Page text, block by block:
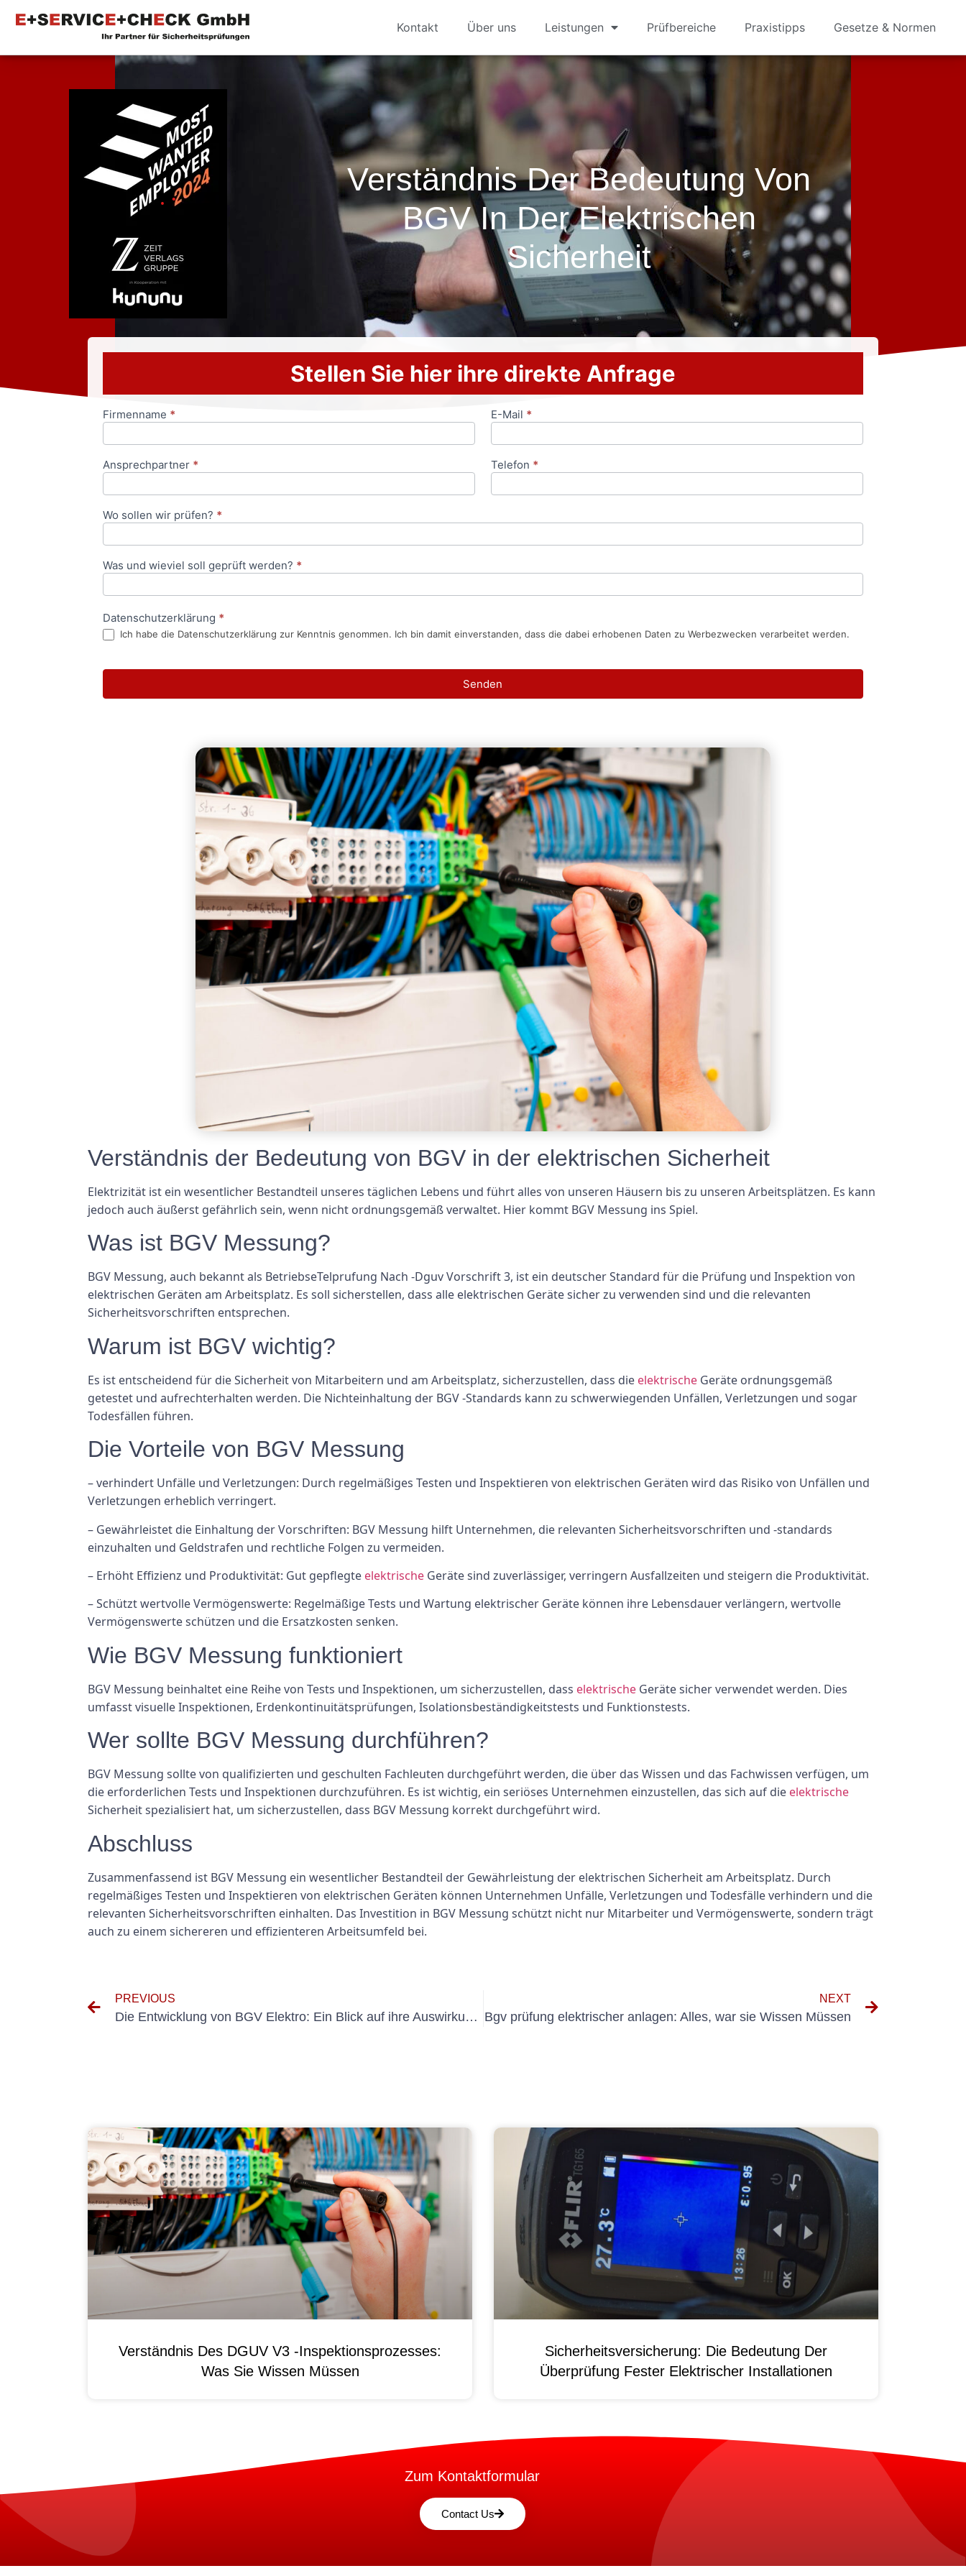
Kontakt Über uns Leistungen Prüfbereiche Praxistipps Gesetze & Normen
Verständnis Der Bedeutung Von
BGV In Der Elektrischen
Sicherheit
Stellen Sie hier ihre direkte Anfrage
Anfrageformular
Firmenname * E-Mail *
Ansprechpartner * Telefon *
Wo sollen wir prüfen? *
Was und wieviel soll geprüft werden? *
Datenschutzerklärung *
Ich habe die Datenschutzerklärung zur Kenntnis genommen. Ich bin damit einverstanden, dass die dabei erhobenen Daten zu Werbezwecken verarbeitet werden.
Senden
Verständnis der Bedeutung von BGV in der elektrischen Sicherheit
Elektrizität ist ein wesentlicher Bestandteil unseres täglichen Lebens und führt alles von unseren Häusern bis zu unseren Arbeitsplätzen. Es kann
jedoch auch äußerst gefährlich sein, wenn nicht ordnungsgemäß verwaltet. Hier kommt BGV Messung ins Spiel.
Was ist BGV Messung?
BGV Messung, auch bekannt als BetriebseTelprufung Nach -Dguv Vorschrift 3, ist ein deutscher Standard für die Prüfung und Inspektion von
elektrischen Geräten am Arbeitsplatz. Es soll sicherstellen, dass alle elektrischen Geräte sicher zu verwenden sind und die relevanten
Sicherheitsvorschriften entsprechen.
Warum ist BGV wichtig?
Es ist entscheidend für die Sicherheit von Mitarbeitern und am Arbeitsplatz, sicherzustellen, dass die elektrische Geräte ordnungsgemäß
getestet und aufrechterhalten werden. Die Nichteinhaltung der BGV -Standards kann zu schwerwiegenden Unfällen, Verletzungen und sogar
Todesfällen führen.
Die Vorteile von BGV Messung
– verhindert Unfälle und Verletzungen: Durch regelmäßiges Testen und Inspektieren von elektrischen Geräten wird das Risiko von Unfällen und
Verletzungen erheblich verringert.
– Gewährleistet die Einhaltung der Vorschriften: BGV Messung hilft Unternehmen, die relevanten Sicherheitsvorschriften und -standards
einzuhalten und Geldstrafen und rechtliche Folgen zu vermeiden.
– Erhöht Effizienz und Produktivität: Gut gepflegte elektrische Geräte sind zuverlässiger, verringern Ausfallzeiten und steigern die Produktivität.
– Schützt wertvolle Vermögenswerte: Regelmäßige Tests und Wartung elektrischer Geräte können ihre Lebensdauer verlängern, wertvolle
Vermögenswerte schützen und die Ersatzkosten senken.
Wie BGV Messung funktioniert
BGV Messung beinhaltet eine Reihe von Tests und Inspektionen, um sicherzustellen, dass elektrische Geräte sicher verwendet werden. Dies
umfasst visuelle Inspektionen, Erdenkontinuitätsprüfungen, Isolationsbeständigkeitstests und Funktionstests.
Wer sollte BGV Messung durchführen?
BGV Messung sollte von qualifizierten und geschulten Fachleuten durchgeführt werden, die über das Wissen und das Fachwissen verfügen, um
die erforderlichen Tests und Inspektionen durchzuführen. Es ist wichtig, ein seriöses Unternehmen einzustellen, das sich auf die elektrische
Sicherheit spezialisiert hat, um sicherzustellen, dass BGV Messung korrekt durchgeführt wird.
Abschluss
Zusammenfassend ist BGV Messung ein wesentlicher Bestandteil der Gewährleistung der elektrischen Sicherheit am Arbeitsplatz. Durch
regelmäßiges Testen und Inspektieren von elektrischen Geräten können Unternehmen Unfälle, Verletzungen und Todesfälle verhindern und die
relevanten Sicherheitsvorschriften einhalten. Das Investition in BGV Messung schützt nicht nur Mitarbeiter und Vermögenswerte, sondern trägt
auch zu einem sichereren und effizienteren Arbeitsumfeld bei.
PREVIOUS
Die Entwicklung von BGV Elektro: Ein Blick auf ihre Auswirkungen auf die Elektroindustrie
NEXT
Bgv prüfung elektrischer anlagen: Alles, war sie Wissen Müssen
Verständnis Des DGUV V3 -Inspektionsprozesses:
Was Sie Wissen Müssen
Sicherheitsversicherung: Die Bedeutung Der
Überprüfung Fester Elektrischer Installationen
Zum Kontaktformular
Contact Us